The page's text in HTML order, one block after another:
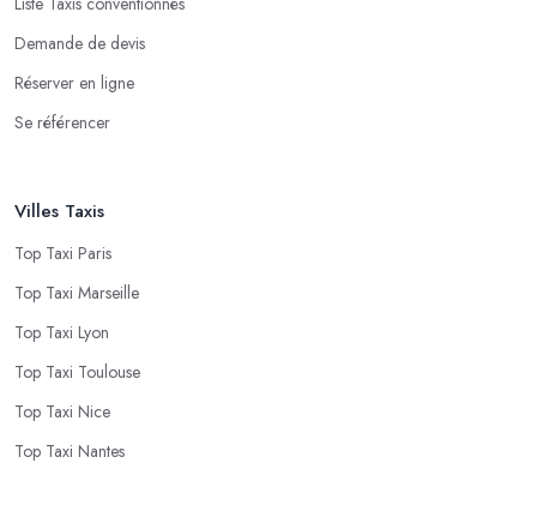
Demande de devis
Réserver en ligne
Se référencer
Villes Taxis
Top Taxi Paris
Top Taxi Marseille
Top Taxi Lyon
Top Taxi Toulouse
Top Taxi Nice
Top Taxi Nantes